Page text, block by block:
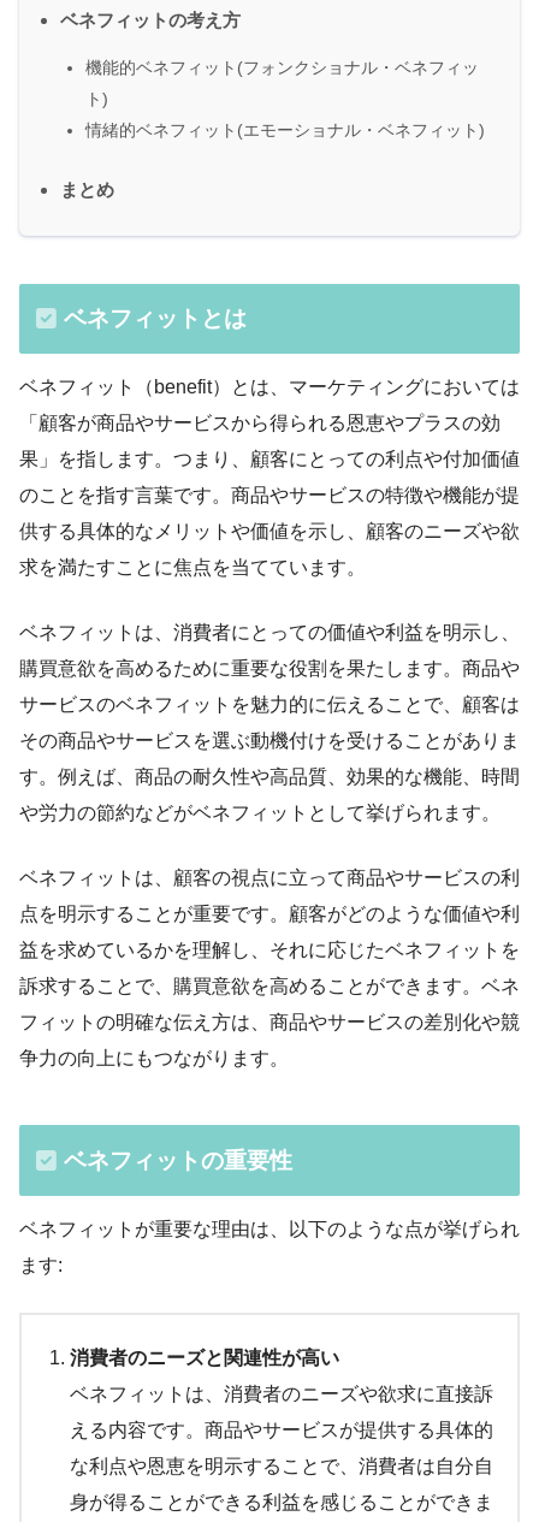
ベネフィットの考え方
機能的ベネフィット(フォンクショナル・ベネフィッ
ト)
情緒的ベネフィット(エモーショナル・ベネフィット)
まとめ
ベネフィットとは
ベネフィット（benefit）とは、マーケティングにおいては
「顧客が商品やサービスから得られる恩恵やプラスの効
果」を指します。つまり、顧客にとっての利点や付加価値
のことを指す言葉です。商品やサービスの特徴や機能が提
供する具体的なメリットや価値を示し、顧客のニーズや欲
求を満たすことに焦点を当てています。
ベネフィットは、消費者にとっての価値や利益を明示し、
購買意欲を高めるために重要な役割を果たします。商品や
サービスのベネフィットを魅力的に伝えることで、顧客は
その商品やサービスを選ぶ動機付けを受けることがありま
す。例えば、商品の耐久性や高品質、効果的な機能、時間
や労力の節約などがベネフィットとして挙げられます。
ベネフィットは、顧客の視点に立って商品やサービスの利
点を明示することが重要です。顧客がどのような価値や利
益を求めているかを理解し、それに応じたベネフィットを
訴求することで、購買意欲を高めることができます。ベネ
フィットの明確な伝え方は、商品やサービスの差別化や競
争力の向上にもつながります。
ベネフィットの重要性
ベネフィットが重要な理由は、以下のような点が挙げられ
ます:
消費者のニーズと関連性が高い
ベネフィットは、消費者のニーズや欲求に直接訴
える内容です。商品やサービスが提供する具体的
な利点や恩恵を明示することで、消費者は自分自
身が得ることができる利益を感じることができま